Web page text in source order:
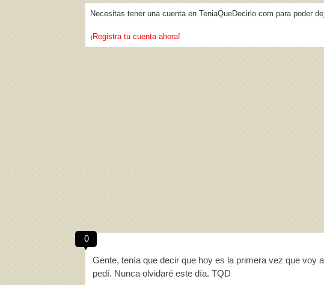
Necesitas tener una cuenta en TeniaQueDecirlo.com para poder
¡Registra tu cuenta ahora!
0
Gente, tenía que decir que hoy es la primera vez que voy
pedí. Nunca olvidaré este día. TQD